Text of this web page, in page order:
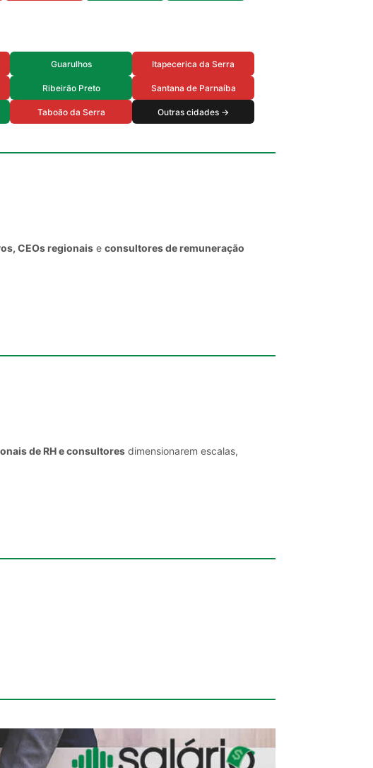
Guarulhos Itapecerica da Serra
Ribeirão Preto Santana de Parnaíba
Taboão da Serra Outras cidades →
CEOs regionais e consultores de remuneração
de RH e consultores dimensionarem escalas,